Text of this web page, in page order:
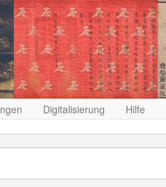
Digitalisierung Hilfe